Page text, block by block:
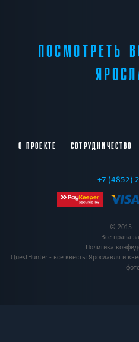
ПОСМОТРЕТЬ
О ПРОЕКТЕ СОТРУДНИЧЕСТВО
+7 (4852)
© 2015
Все права
Политика
QuestHunter - все квесты Ярославля и